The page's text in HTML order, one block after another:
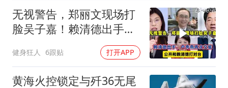
无视警告，郑丽文现场打
脸吴子嘉！赖清德出手，
健身狂人 6跟贴 打开APP
黄海火控锁定与歼36无尾